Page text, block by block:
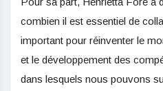
combien il est essentiel de
important pour réinventer le
et le développement des
dans lesquels nous pouvons